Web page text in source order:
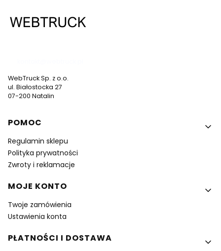
WebTruck Sp. z o.o.
ul. Białostocka 27
07-200 Natalin
Linki w stopce
POMOC
Regulamin sklepu
Polityka prywatności
Zwroty i reklamacje
MOJE KONTO
Twoje zamówienia
Ustawienia konta
PŁATNOŚCI I DOSTAWA